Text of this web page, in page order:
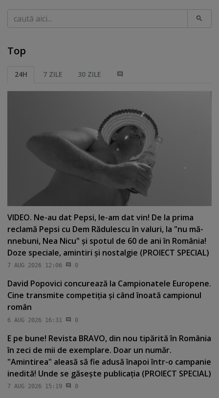
Caută
Top
24H 7 ZILE 30 ZILE
VIDEO. Ne-au dat Pepsi, le-am dat vin! De la prima
reclamă Pepsi cu Dem Rădulescu în valuri, la "nu mă-
nnebuni, Nea Nicu" şi spotul de 60 de ani în România!
Doze speciale, amintiri şi nostalgie (PROIECT SPECIAL)
7 AUG 2026 12:06 0
David Popovici concurează la Campionatele Europene.
Cine transmite competiţia şi când înoată campionul
român
6 AUG 2026 16:31 0
E pe bune! Revista BRAVO, din nou tipărită în România
în zeci de mii de exemplare. Doar un număr.
"Amintirea" aleasă să fie adusă înapoi într-o campanie
inedită! Unde se găseşte publicaţia (PROIECT SPECIAL)
7 AUG 2026 15:19 0